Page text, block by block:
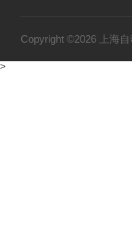
Copyright ©2026 上海
>